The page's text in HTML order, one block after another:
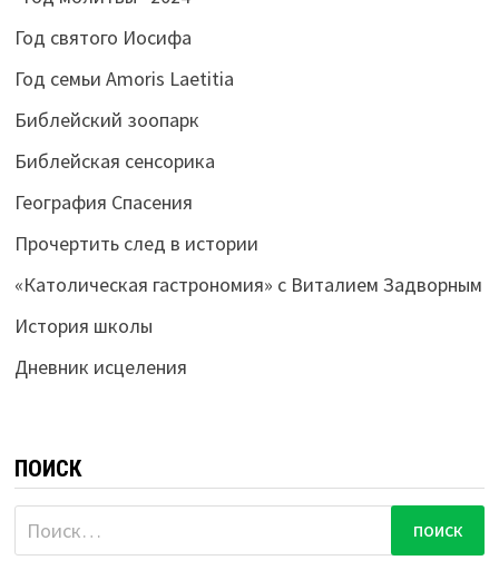
Год святого Иосифа
Год семьи Amoris Laetitia
Библейский зоопарк
Библейская сенсорика
География Спасения
Прочертить след в истории
«Католическая гастрономия» с Виталием Задворным
История школы
Дневник исцеления
ПОИСК
Найти: